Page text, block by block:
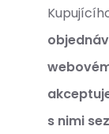
s nimi